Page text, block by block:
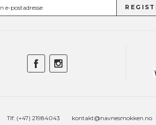
Tlf: (+47) 21984043 kontakt@navnesmokken.no